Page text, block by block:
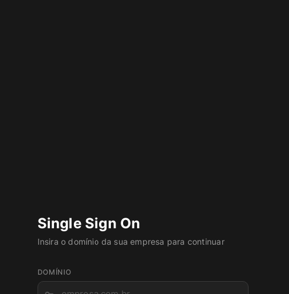
Single Sign On
Insira o domínio da sua empresa para continuar
DOMÍNIO